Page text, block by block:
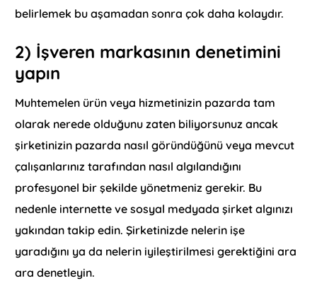
belirlemek bu aşamadan sonra çok daha kolaydır.
2) İşveren markasının denetimini
yapın
Muhtemelen ürün veya hizmetinizin pazarda tam
olarak nerede olduğunu zaten biliyorsunuz ancak
şirketinizin pazarda nasıl göründüğünü veya mevcut
çalışanlarınız tarafından nasıl algılandığını
profesyonel bir şekilde yönetmeniz gerekir. Bu
nedenle internette ve sosyal medyada şirket algınızı
yakından takip edin. Şirketinizde nelerin işe
yaradığını ya da nelerin iyileştirilmesi gerektiğini ara
ara denetleyin.